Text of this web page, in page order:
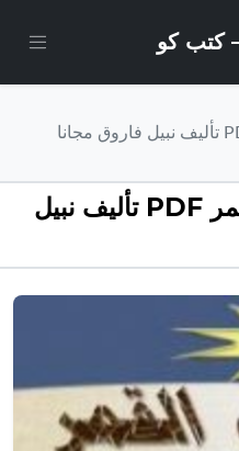
تحميل كتاب لصوص القمر PDF تأليف نبيل فاروق مجانا
تحميل كتاب لصوص القمر PDF تأليف نبيل